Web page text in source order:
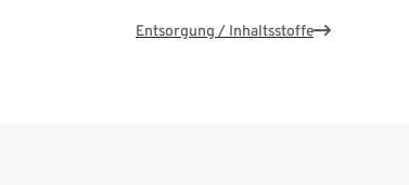
Entsorgung / Inhaltsstoffe